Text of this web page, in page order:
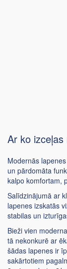
Ar ko
Modernās
un pārdomāta
kalpo komfortam,
Salīdzinājumā ar
lapenes izskatās
stabilas un
Bieži vien
tā nekonkurē ar
šādas lapenes ir
sakārtotiem